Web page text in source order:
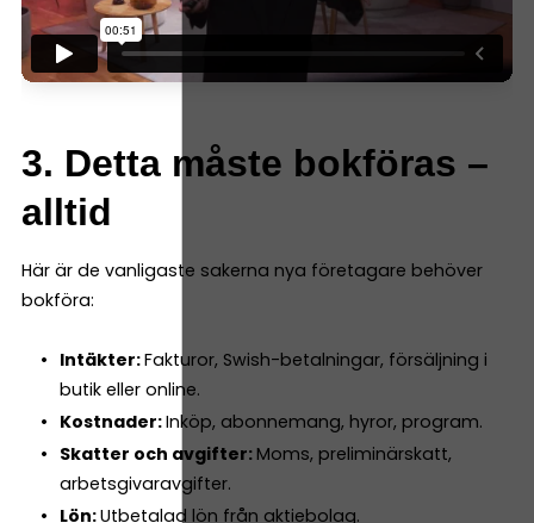
3. Detta måste bokföras –
alltid
Här är de vanligaste sakerna nya företagare behöver
bokföra:
Intäkter:Fakturor, Swish-betalningar, försäljning i
butik eller online.
Kostnader:Inköp, abonnemang, hyror, program.
Skatter och avgifter: Moms, preliminärskatt,
arbetsgivaravgifter.
Lön:Utbetalad lön från aktiebolag.